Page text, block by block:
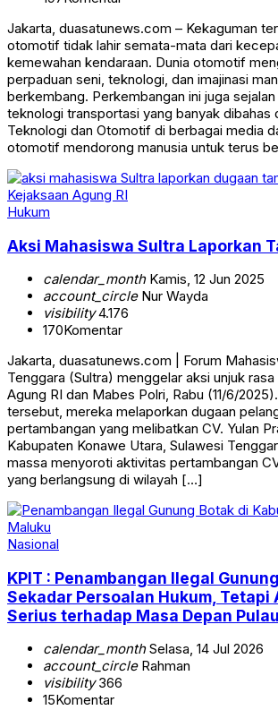
Jakarta, duasatunews.com – Kekaguman
otomotif tidak lahir semata-mata dari
kemewahan kendaraan. Dunia otomotif
perpaduan seni, teknologi, dan imajinasi
berkembang. Perkembangan ini juga
teknologi transportasi yang banyak dibahas
Teknologi dan Otomotif di berbagai media
otomotif mendorong manusia untuk terus
Hukum
Aksi Mahasiswa Sultra Laporkan
calendar_monthKamis, 12 Jun 2025
account_circleNur Wayda
visibility4.176
170Komentar
Jakarta, duasatunews.com | Forum
Tenggara (Sultra) menggelar aksi unjuk rasa
Agung RI dan Mabes Polri, Rabu (11/6/
tersebut, mereka melaporkan dugaan
pertambangan yang melibatkan CV. Yulan
Kabupaten Konawe Utara, Sulawesi
massa menyoroti aktivitas pertambangan
yang berlangsung di wilayah […]
Nasional
KPIT : Penambangan Ilegal
Sekadar Persoalan Hukum, Tetapi
Serius terhadap Masa Depan
calendar_monthSelasa, 14 Jul 2026
account_circleRahman
visibility366
15Komentar